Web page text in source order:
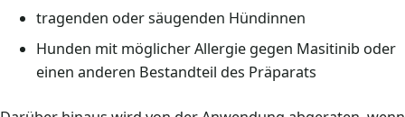
tragenden oder säugenden Hündinnen
Hunden mit möglicher Allergie gegen Masitinib oder
einen anderen Bestandteil des Präparats